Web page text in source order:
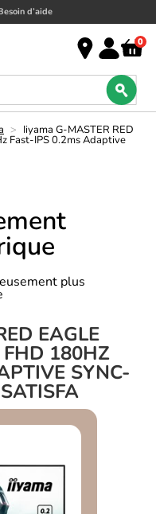
d’aide
0
> Iiyama G-MASTER RED
Fast-IPS 0.2ms Adaptive
plus
EAGLE
180HZ
SYNC-